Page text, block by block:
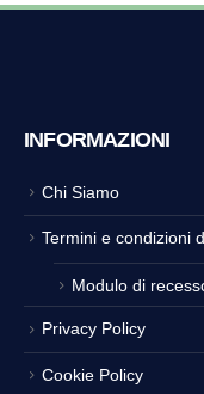
INFORMAZIONI
Chi Siamo
Termini e condizioni
Modulo di
Privacy Policy
Cookie Policy